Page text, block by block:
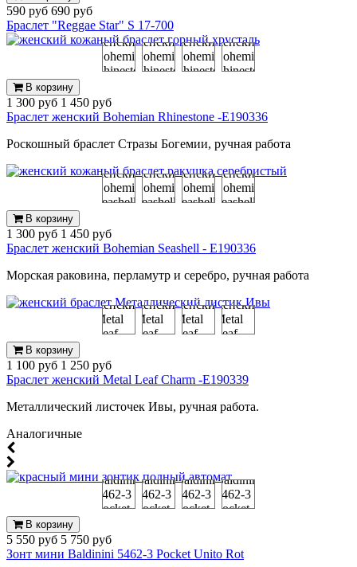
590 руб 690 руб
Браслет "Reggae Star" S 17-700
В корзину
1 300 руб 1 450 руб
Браслет женский Bohemian Rhinestone -E190336
Роскошный браслет Стразы Богемии, ручная работа
В корзину
1 300 руб 1 450 руб
Браслет женский Bohemian Seashell - E190336
Морская раковина, перламутр и серебро, ручная работа
В корзину
1 100 руб 1 250 руб
Браслет женский Metal Leaf Charm -E190339
Металлический листочек Ивы, ручная работа.
Аналогичные
В корзину
5 550 руб 5 750 руб
Зонт мини Baldinini 5462-3 Pocket Unito Rot